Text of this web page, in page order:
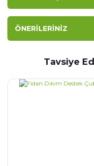
ÖNERILERINIZ
Tavsiye